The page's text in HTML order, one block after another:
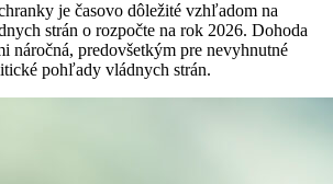
je časovo dôležité vzhľadom na
strán o rozpočte na rok 2026. Dohoda
náročná, predovšetkým pre nevyhnutné
pohľady vládnych strán.